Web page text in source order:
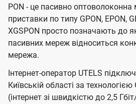
PON - це пасивно оптоволоконна
приставки по типу GPON, EPON,
XGSPON просто позначають до
пасивних мереж відноситься
мережа.
Інтернет-оператор UTELS
Київській області за технологією
(інтернет зі швидкістю до 2,5